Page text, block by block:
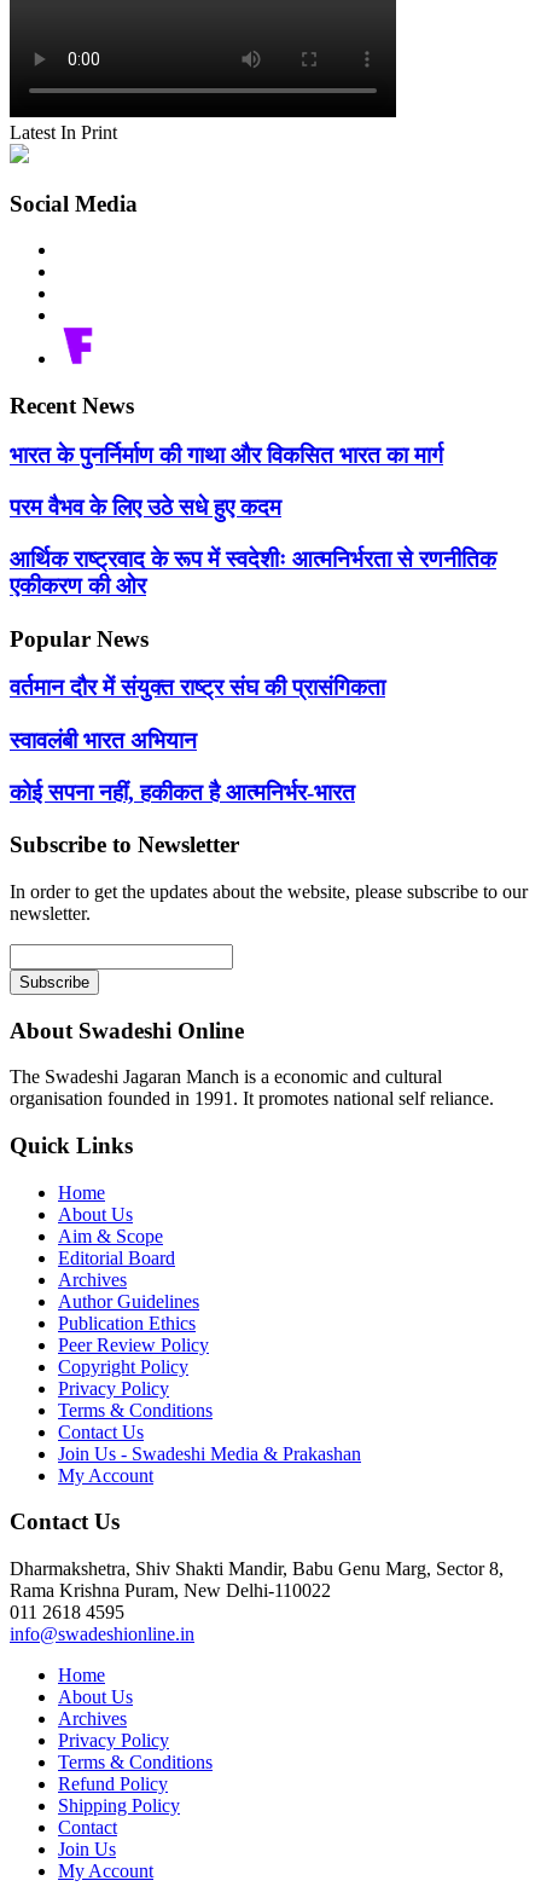
Latest In Print
Social Media
Recent News
भारत के पुनर्निर्माण की गाथा और विकसित भारत का मार्ग
परम वैभव के लिए उठे सधे हुए कदम
आर्थिक राष्ट्रवाद के रूप में स्वदेशीः आत्मनिर्भरता से रणनीतिक
एकीकरण की ओर
Popular News
वर्तमान दौर में संयुक्त राष्ट्र संघ की प्रासंगिकता
स्वावलंबी भारत अभियान
कोई सपना नहीं, हकीकत है आत्मनिर्भर-भारत
Subscribe to Newsletter
In order to get the updates about the website, please subscribe to our
newsletter.
About Swadeshi Online
The Swadeshi Jagaran Manch is a economic and cultural
organisation founded in 1991. It promotes national self reliance.
Quick Links
Home
About Us
Aim & Scope
Editorial Board
Archives
Author Guidelines
Publication Ethics
Peer Review Policy
Copyright Policy
Privacy Policy
Terms & Conditions
Contact Us
Join Us - Swadeshi Media & Prakashan
My Account
Contact Us
Dharmakshetra, Shiv Shakti Mandir, Babu Genu Marg, Sector 8,
Rama Krishna Puram, New Delhi-110022
011 2618 4595
info@swadeshionline.in
Home
About Us
Archives
Privacy Policy
Terms & Conditions
Refund Policy
Shipping Policy
Contact
Join Us
My Account